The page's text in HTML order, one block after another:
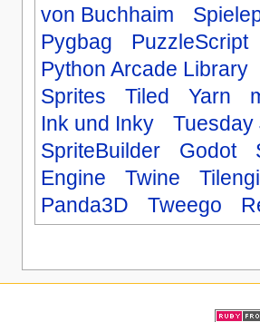
von Buchhaim
Pygbag
PuzzleScript
Python Arcade Library
Sprites
Tiled Yarn
Ink und Inky
Tuesday
SpriteBuilder
Godot
Engine
Twine
Panda3D
Tweego